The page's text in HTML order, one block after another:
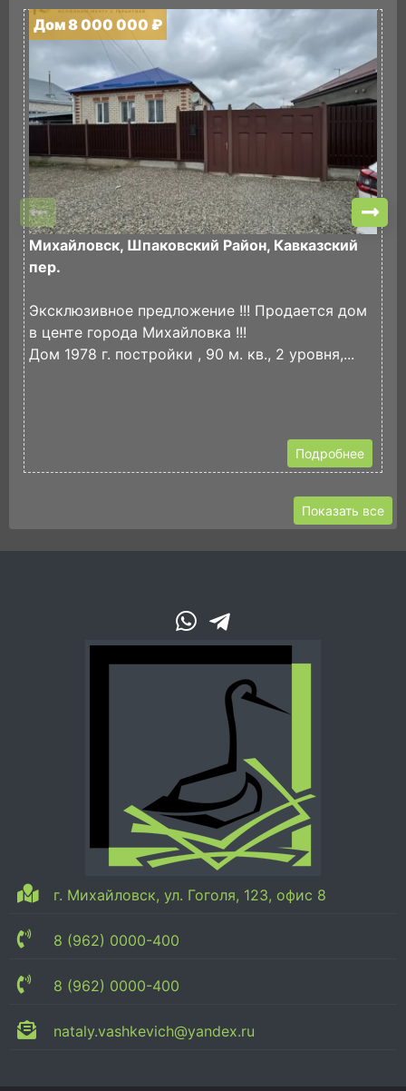
Дом 8 000 000 ₽
Михайловск, Шпаковский Район, Кавказский
пер.
Эксклюзивное предложение !!! Продается дом
в центе города Михайловка !!!
Дом 1978 г. постройки , 90 м. кв., 2 уровня,...
Подробнее
Показать все
г. Михайловск, ул. Гоголя, 123, офис 8
8 (962) 0000-400
8 (962) 0000-400
nataly.vashkevich@yandex.ru